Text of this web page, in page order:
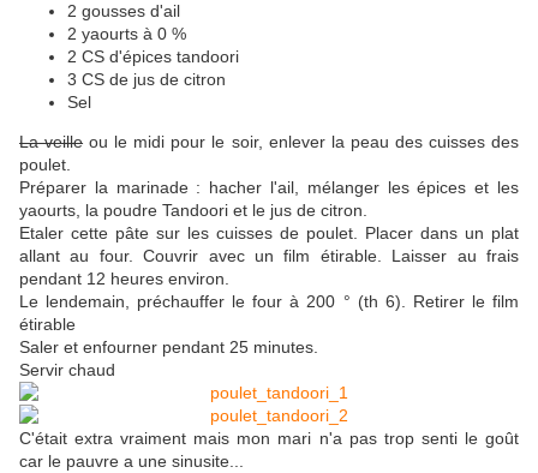
2 gousses d'ail
2 yaourts à 0 %
2 CS d'épices tandoori
3 CS de jus de citron
Sel
La veille ou le midi pour le soir, enlever la peau des cuisses des
poulet.
Préparer la marinade : hacher l'ail, mélanger les épices et les
yaourts, la poudre Tandoori et le jus de citron.
Etaler cette pâte sur les cuisses de poulet. Placer dans un plat
allant au four. Couvrir avec un film étirable. Laisser au frais
pendant 12 heures environ.
Le lendemain, préchauffer le four à 200 ° (th 6). Retirer le film
étirable
Saler et enfourner pendant 25 minutes.
Servir chaud
C'était extra vraiment mais mon mari n'a pas trop senti le goût
car le pauvre a une sinusite...